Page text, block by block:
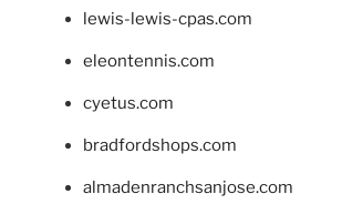
lewis-lewis-cpas.com
eleontennis.com
cyetus.com
bradfordshops.com
almadenranchsanjose.com